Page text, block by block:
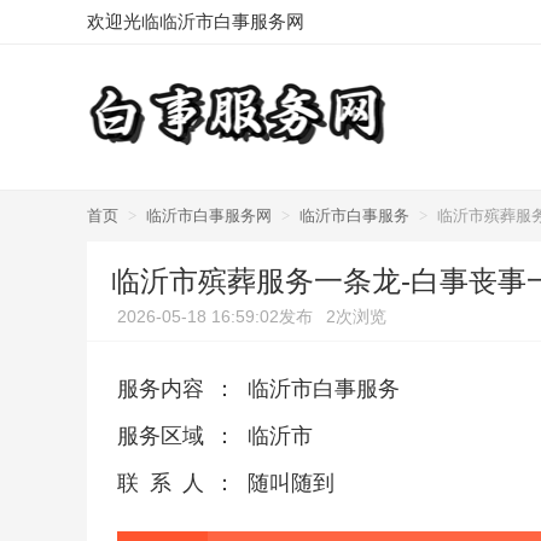
欢迎光临临沂市白事服务网
首页 > 临沂市白事服务网 > 临沂市白事服务 > 临沂市殡葬服
临沂市殡葬服务一条龙-白事丧事
2026-05-18 16:59:02发布 2次浏览
服务内容 ：
临沂市白事服务
服务区域
：
临沂市
联系人
： 随叫随到